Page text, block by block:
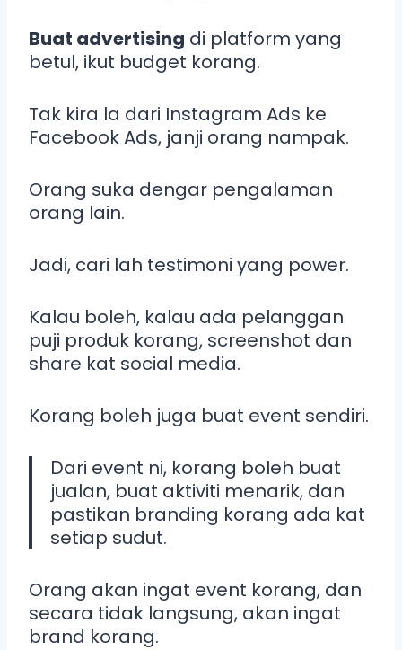
Buat advertising di platform yang
betul, ikut budget korang.
Tak kira la dari Instagram Ads ke
Facebook Ads, janji orang nampak.
Orang suka dengar pengalaman
orang lain.
Jadi, cari lah testimoni yang power.
Kalau boleh, kalau ada pelanggan
puji produk korang, screenshot dan
share kat social media.
Korang boleh juga buat event sendiri.
Dari event ni, korang boleh buat
jualan, buat aktiviti menarik, dan
pastikan branding korang ada kat
setiap sudut.
Orang akan ingat event korang, dan
secara tidak langsung, akan ingat
brand korang.